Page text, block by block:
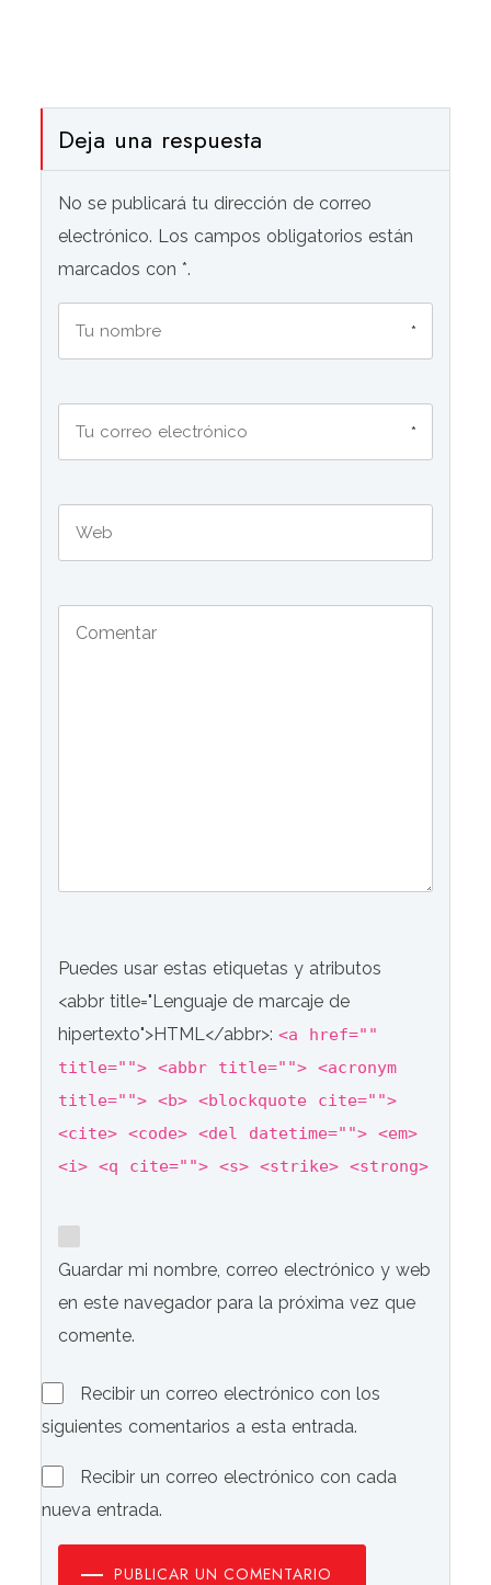
Deja una respuesta
No se publicará tu dirección de correo
electrónico. Los campos obligatorios están
marcados con *.
*
*
Puedes usar estas etiquetas y atributos
<abbr title="Lenguaje de marcaje de
hipertexto">HTML</abbr>:<a href=""
title=""> <abbr title=""> <acronym
title=""> <b> <blockquote cite="">
<cite> <code> <del datetime=""> <em>
<i> <q cite=""> <s> <strike> <strong>
Guardar mi nombre, correo electrónico y web
en este navegador para la próxima vez que
comente.
Recibir un correo electrónico con los
siguientes comentarios a esta entrada.
Recibir un correo electrónico con cada
nueva entrada.
PUBLICAR UN COMENTARIO